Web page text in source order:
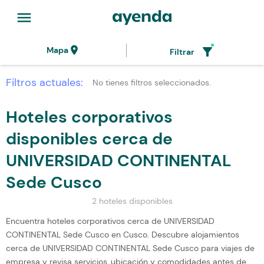
menu
Mapalocation_on Filtrar filter_alt
Filtros actuales: No tienes filtros seleccionados.
Hoteles corporativos
disponibles cerca de
UNIVERSIDAD CONTINENTAL
Sede Cusco
2 hoteles disponibles
Encuentra hoteles corporativos cerca de UNIVERSIDAD
CONTINENTAL Sede Cusco en Cusco. Descubre alojamientos
cerca de UNIVERSIDAD CONTINENTAL Sede Cusco para viajes de
empresa y revisa servicios, ubicación y comodidades antes de